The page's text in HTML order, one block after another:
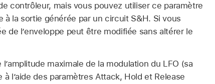
contrôleur, mais vous pouvez utiliser ce paramètre
la sortie générée par un circuit S&H. Si vous
de l’enveloppe peut être modifiée sans altérer le
l’amplitude maximale de la modulation du LFO (sa
l’aide des paramètres Attack, Hold et Release